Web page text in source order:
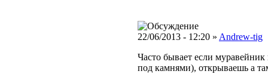
22/06/2013 - 12:20 » Andrew-tig
Часто бывает если
под камнями), открываешь а